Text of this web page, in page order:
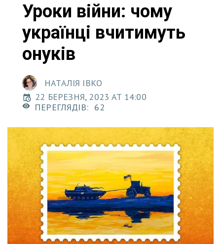
Уроки війни: чому
українці вчитимуть
онуків
НАТАЛІЯ ІВКО
22 БЕРЕЗНЯ, 2023 AT 14:00
ПЕРЕГЛЯДІВ: 62